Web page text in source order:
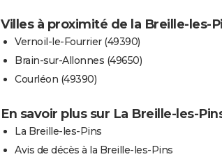
Villes à proximité de la Breille-les-
Vernoil-le-Fourrier (49390)
Brain-sur-Allonnes (49650)
Courléon (49390)
En savoir plus sur La Breille-les-
La Breille-les-Pins
Avis de décès à la Breille-les-Pins